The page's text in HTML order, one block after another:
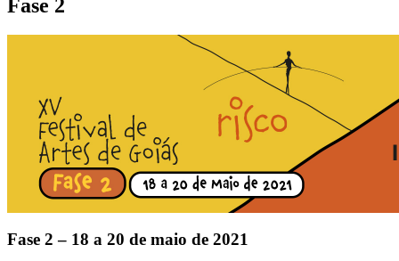
Fase 2
Fase 2 – 18 a 20 de maio de 2021